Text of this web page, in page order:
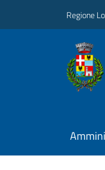
Regione